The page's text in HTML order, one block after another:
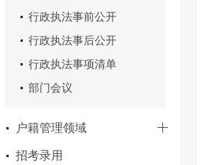
行政执法事前公开
行政执法事后公开
行政执法事项清单
部门会议
户籍管理领域
招考录用